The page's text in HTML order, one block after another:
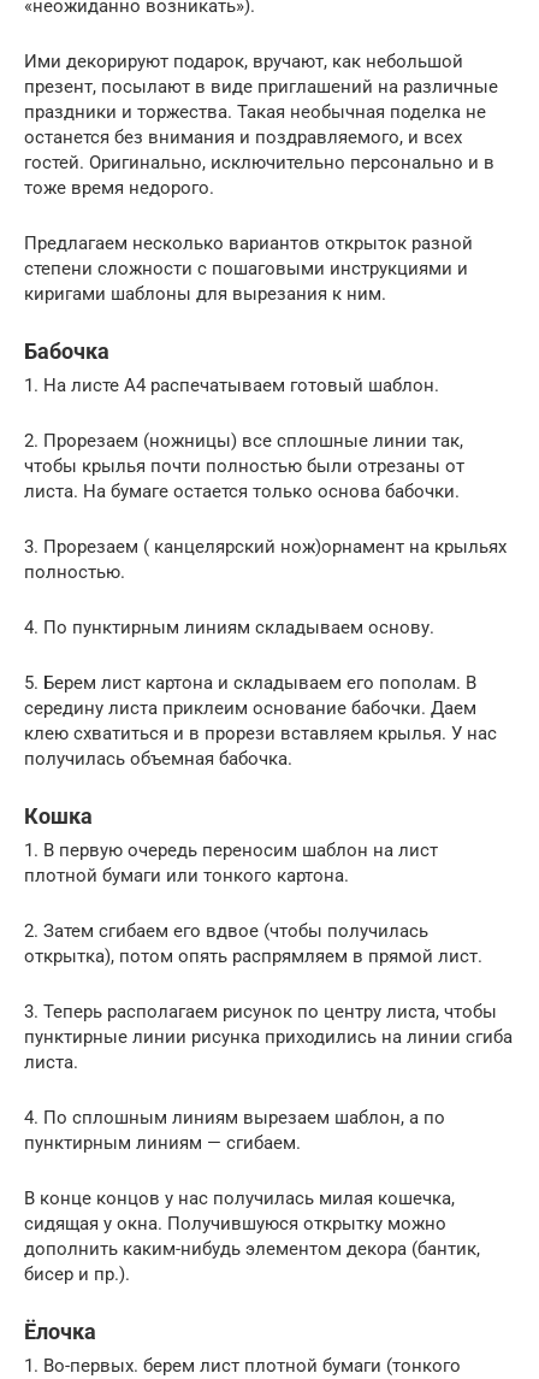
«неожиданно возникать»).
Ими декорируют подарок, вручают, как небольшой
презент, посылают в виде приглашений на различные
праздники и торжества. Такая необычная поделка не
останется без внимания и поздравляемого, и всех
гостей. Оригинально, исключительно персонально и в
тоже время недорого.
Предлагаем несколько вариантов открыток разной
степени сложности с пошаговыми инструкциями и
киригами шаблоны для вырезания к ним.
Бабочка
1. На листе А4 распечатываем готовый шаблон.
2. Прорезаем (ножницы) все сплошные линии так,
чтобы крылья почти полностью были отрезаны от
листа. На бумаге остается только основа бабочки.
3. Прорезаем ( канцелярский нож)орнамент на крыльях
полностью.
4. По пунктирным линиям складываем основу.
5. Берем лист картона и складываем его пополам. В
середину листа приклеим основание бабочки. Даем
клею схватиться и в прорези вставляем крылья. У нас
получилась объемная бабочка.
Кошка
1. В первую очередь переносим шаблон на лист
плотной бумаги или тонкого картона.
2. Затем сгибаем его вдвое (чтобы получилась
открытка), потом опять распрямляем в прямой лист.
3. Теперь располагаем рисунок по центру листа, чтобы
пунктирные линии рисунка приходились на линии сгиба
листа.
4. По сплошным линиям вырезаем шаблон, а по
пунктирным линиям — сгибаем.
В конце концов у нас получилась милая кошечка,
сидящая у окна. Получившуюся открытку можно
дополнить каким-нибудь элементом декора (бантик,
бисер и пр.).
Ёлочка
1. Во-первых. берем лист плотной бумаги (тонкого